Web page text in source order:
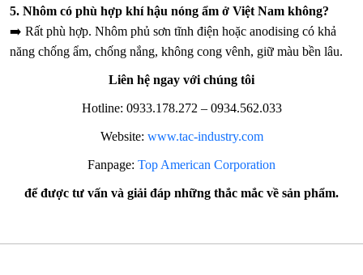
5. Nhôm có phù hợp khí hậu nóng ẩm ở Việt Nam không?
➡️ Rất phù hợp. Nhôm phủ sơn tĩnh điện hoặc anodising có khả
năng chống ẩm, chống nắng, không cong vênh, giữ màu bền lâu.
Liên hệ ngay với chúng tôi
Hotline: 0933.178.272 – 0934.562.033
Website: www.tac-industry.com
Fanpage: Top American Corporation
để được tư vấn và giải đáp những thắc mắc về sản phẩm.